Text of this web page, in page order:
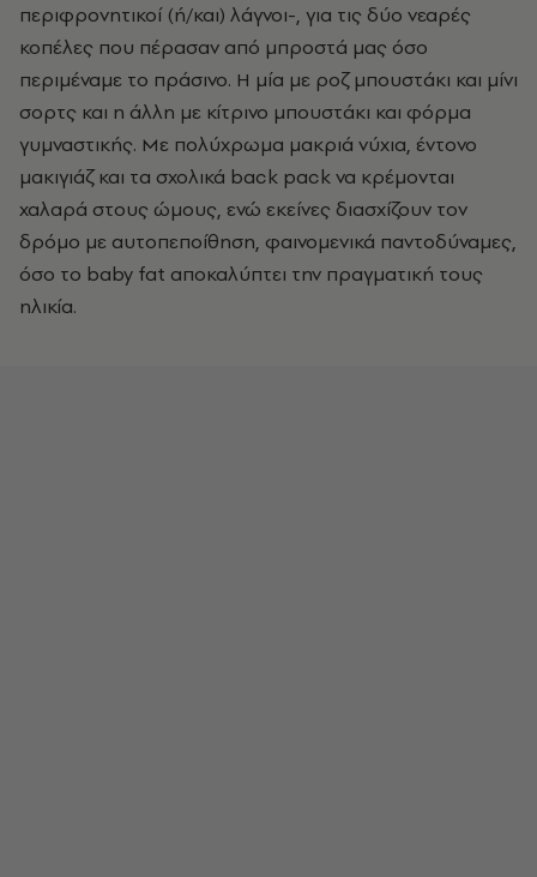
περιφρονητικοί (ή/και) λάγνοι-, για τις δύο νεαρές
κοπέλες που πέρασαν από μπροστά μας όσο
περιμέναμε το πράσινο. Η μία με ροζ μπουστάκι και μίνι
σορτς και η άλλη με κίτρινο μπουστάκι και φόρμα
γυμναστικής. Με πολύχρωμα μακριά νύχια, έντονο
μακιγιάζ και τα σχολικά back pack να κρέμονται
χαλαρά στους ώμους, ενώ εκείνες διασχίζουν τον
δρόμο με αυτοπεποίθηση, φαινομενικά παντοδύναμες,
όσο το baby fat αποκαλύπτει την πραγματική τους
ηλικία.